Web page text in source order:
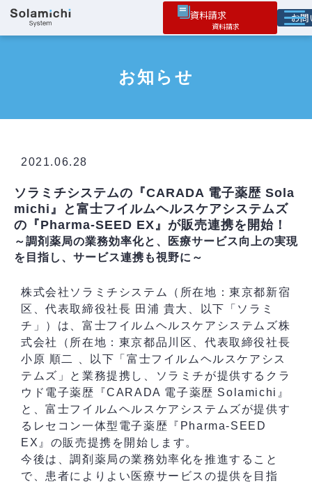
資料請求 お
サービス
お知らせ
2021.06.28
ソラミチシステムの『CARADA 電子薬歴 Sola
michi』と富士フイルムヘルスケアシステムズ
の『Pharma-SEED EX』が販売連携を開始！
～調剤薬局の業務効率化と、医療サービス向上の実現
を目指し、サービス連携も視野に～
株式会社ソラミチシステム（所在地：東京都新宿
区、代表取締役社長 田浦 貴大、以下「ソラミ
チ」）は、富士フイルムヘルスケアシステムズ株
式会社（所在地：東京都品川区、代表取締役社長
小原 順二 、以下「富士フイルムヘルスケアシス
テムズ」と業務提携し、ソラミチが提供するクラ
ウド電子薬歴『CARADA 電子薬歴 Solamichi』
と、富士フイルムヘルスケアシステムズが提供す
るレセコン一体型電子薬歴『Pharma-SEED
EX』の販売提携を開始します。
今後は、調剤薬局の業務効率化を推進すること
で、患者によりよい医療サービスの提供を目指